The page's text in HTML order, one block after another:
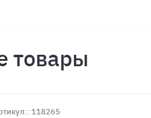
товары
118265